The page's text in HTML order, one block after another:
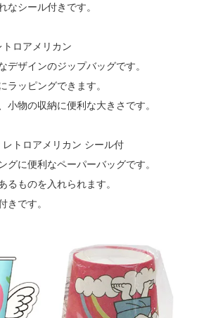
なシール付きです。
ロアメリカン
デザインのジップバッグです。
ラッピングできます。
小物の収納に便利な大きさです。
トロアメリカン シール付
グに便利なペーパーバッグです。
るものを入れられます。
きです。